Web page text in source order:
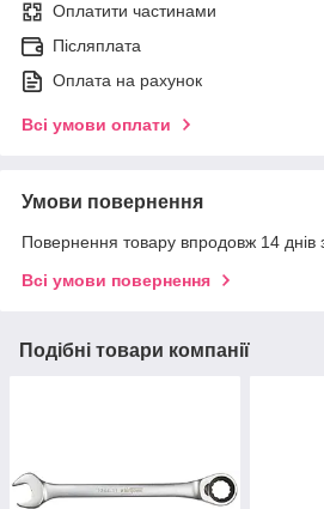
Оплатити частинами
Післяплата
Оплата на рахунок
Всі умови оплати
Умови повернення
Повернення товару впродовж 14 днів
Всі умови повернення
Подібні товари компанії